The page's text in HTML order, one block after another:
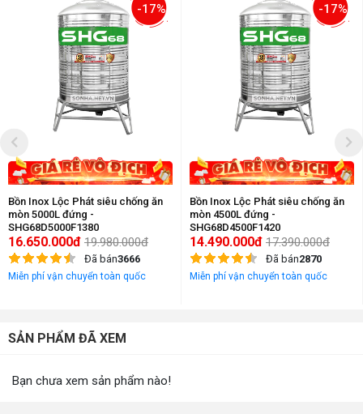
-17%
Bồn Inox Lộc Phát siêu chống ăn
mòn 5000L đứng -
SHG68D5000F1380
16.650.000đ 19.980.000đ
Đã bán3666
Miễn phí vận chuyển toàn quốc
-17%
Bồn Inox Lộc Phát siêu chống ăn
mòn 4500L đứng -
SHG68D4500F1420
14.490.000đ 17.390.000đ
Đã bán2870
Miễn phí vận chuyển toàn quốc
SẢN PHẨM ĐÃ XEM
Bạn chưa xem sản phẩm nào!